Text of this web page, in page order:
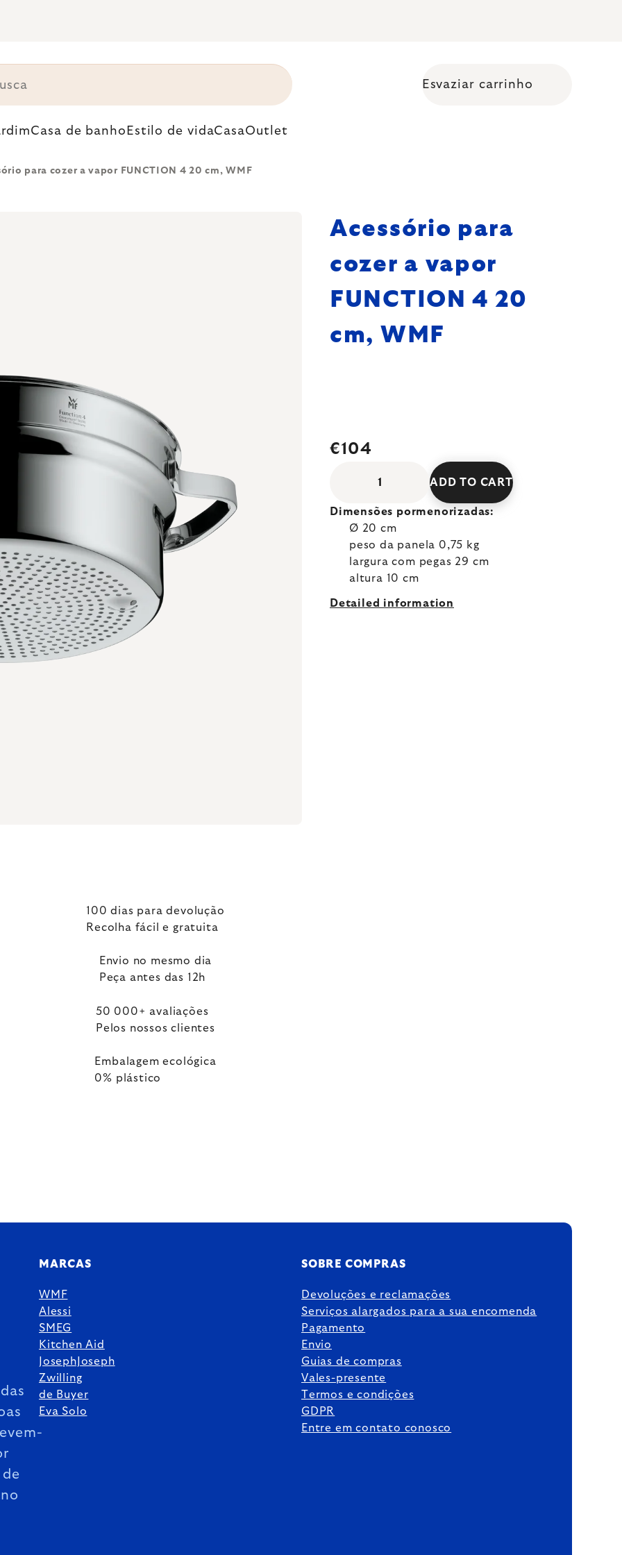
Esvaziar carrinho
Casa de banho Estilo de vidaCasaOutlet
para cozer a vapor FUNCTION 4 20 cm, WMF
Acessório para
cozer a vapor
FUNCTION 4 20
cm, WMF
€104
ADD TO CART
Dimensões pormenorizadas:
Ø 20 cm
peso da panela 0,75 kg
largura com pegas 29 cm
altura 10 cm
Detailed information
100 dias para devolução
Recolha fácil e gratuita
Envio no mesmo dia
Peça antes das 12h
50 000+ avaliações
Pelos nossos clientes
Embalagem ecológica
0% plástico
MARCAS
WMF
Alessi
SMEG
Kitchen Aid
JosephJoseph
Zwilling
de Buyer
Eva Solo
SOBRE COMPRAS
Devoluções e reclamações
Serviços alargados para a sua encomenda
Pagamento
Envio
Guias de compras
Vales-presente
Termos e condições
GDPR
Entre em contato conosco